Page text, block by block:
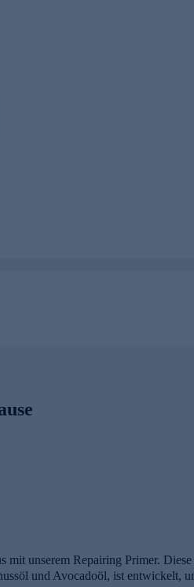
unserem Repairing Primer.
und Avocadoöl, ist entwickelt,